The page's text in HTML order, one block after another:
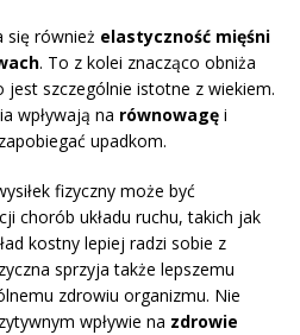
się również elastyczność mięśni
. To z kolei znacząco obniża
szczególnie istotne z wiekiem.
wpływają na równowagę i
upadkom.
fizyczny może być
chorób układu ruchu, takich jak
kostny lepiej radzi sobie z
sprzyja także lepszemu
zdrowiu organizmu. Nie
wpływie na zdrowie